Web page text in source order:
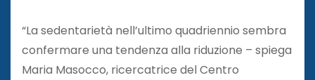
“La sedentarietà nell’ultimo quadriennio sembra
confermare una tendenza alla riduzione – spiega
Maria Masocco, ricercatrice del Centro